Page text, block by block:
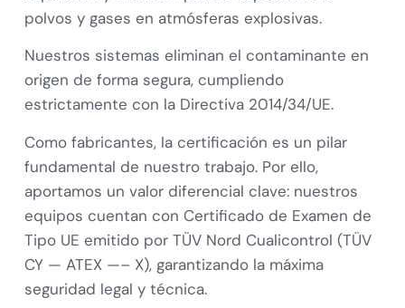
polvos y gases en atmósferas explosivas.
Nuestros sistemas eliminan el contaminante en
origen de forma segura, cumpliendo
estrictamente con la Directiva 2014/34/UE.
Como fabricantes, la certificación es un pilar
fundamental de nuestro trabajo. Por ello,
aportamos un valor diferencial clave: nuestros
equipos cuentan con Certificado de Examen de
Tipo UE emitido por TÜV Nord Cualicontrol (TÜV
CY — ATEX —– X), garantizando la máxima
seguridad legal y técnica.